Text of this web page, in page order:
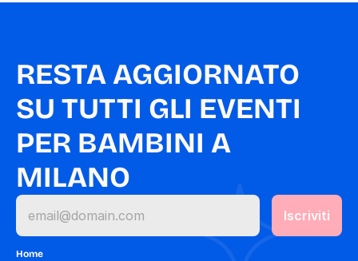
RESTA AGGIORNATO
SU TUTTI GLI EVENTI
PER BAMBINI A
MILANO
Home